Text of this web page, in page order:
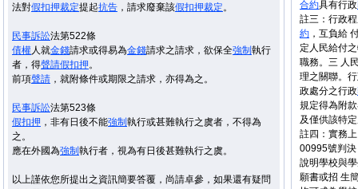
合約具有行政
註三：行政
約 ，互負給
定人民給付
職務。三 人
理之關聯。
政處分之行政
規定得為附
及僅供該特
註四：實務
00995號判
說明學校與
願書或招 生
法對假扣押裁定提起抗告 ，請求廢棄該假扣押裁定。
民事訴訟法第522條
債權人就金錢請求或得易為金錢請求之請求，欲保全強制 執行
者，得聲請假扣押。
前項聲請 ，就附條件或期限之請求，亦得為之。
民事訴訟法第523條
假扣押 ， 非有日後不能強制 執行或甚難執行之虞者，不得為
之。
應在外國為強制 執行者，視為有日後甚難執行之虞。
以上謹依您所提出之資訊簡要答覆，尚請卓參，如果還有疑問